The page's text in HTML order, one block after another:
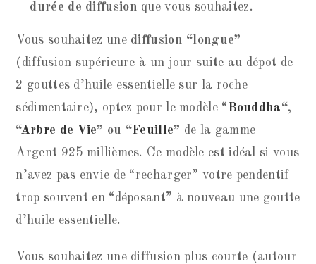
durée de diffusion que vous souhaitez.
Vous souhaitez une diffusion “longue”
(diffusion supérieure à un jour suite au dépot de
2 gouttes d’huile essentielle sur la roche
sédimentaire), optez pour le modèle “Bouddha“,
“Arbre de Vie” ou “Feuille” de la gamme
Argent 925 millièmes. Ce modèle est idéal si vous
n’avez pas envie de “recharger” votre pendentif
trop souvent en “déposant” à nouveau une goutte
d’huile essentielle.
Vous souhaitez une diffusion plus courte (autour